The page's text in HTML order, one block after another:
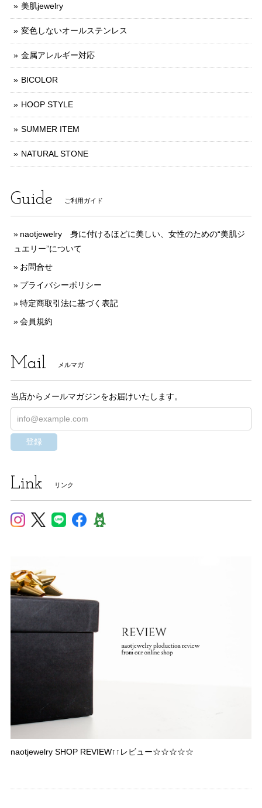
美肌jewelry
変色しないオールステンレス
金属アレルギー対応
BICOLOR
HOOP STYLE
SUMMER ITEM
NATURAL STONE
Guide ご利用ガイド
naotjewelry 身に付けるほどに美しい、女性のための“美肌ジ
ュエリー”について
お問合せ
プライバシーポリシー
特定商取引法に基づく表記
会員規約
Mail メルマガ
当店からメールマガジンをお届けいたします。
登録
Link リンク
naotjewelry SHOP REVIEW↑↑レビュー☆☆☆☆☆